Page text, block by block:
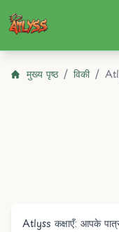
Atlyss
मुख्य पृष्ठ / विकी /
Atlyss कक्षाएँ: आपके पात्र